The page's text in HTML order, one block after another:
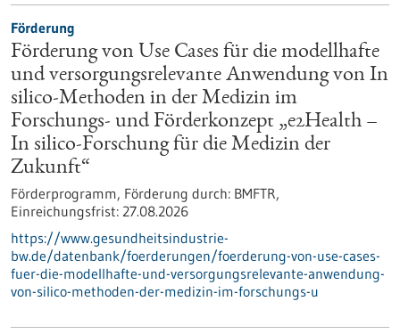
Förderung
Förderung von Use Cases für die modellhafte
und versorgungsrelevante Anwendung von In
silico-Methoden in der Medizin im
Forschungs- und Förderkonzept „e2Health –
In silico-Forschung für die Medizin der
Zukunft“
Förderprogramm, Förderung durch: BMFTR,
Einreichungsfrist: 27.08.2026
https://www.gesundheitsindustrie-
bw.de/datenbank/foerderungen/foerderung-von-use-cases-
fuer-die-modellhafte-und-versorgungsrelevante-anwendung-
von-silico-methoden-der-medizin-im-forschungs-u